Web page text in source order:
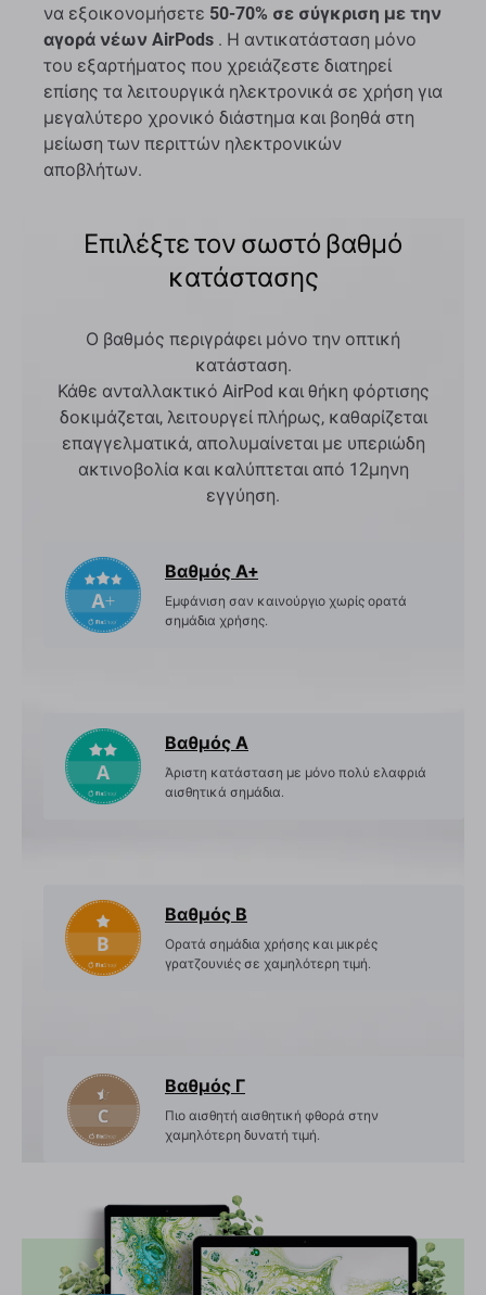
να εξοικονομήσετε 50-70% σε σύγκριση με την
αγορά νέων AirPods . Η αντικατάσταση μόνο
του εξαρτήματος που χρειάζεστε διατηρεί
επίσης τα λειτουργικά ηλεκτρονικά σε χρήση για
μεγαλύτερο χρονικό διάστημα και βοηθά στη
μείωση των περιττών ηλεκτρονικών
αποβλήτων.
Επιλέξτε τον σωστό βαθμό
κατάστασης
Ο βαθμός περιγράφει μόνο την οπτική
κατάσταση.
Κάθε ανταλλακτικό AirPod και θήκη φόρτισης
δοκιμάζεται, λειτουργεί πλήρως, καθαρίζεται
επαγγελματικά, απολυμαίνεται με υπεριώδη
ακτινοβολία και καλύπτεται από 12μηνη
εγγύηση.
Βαθμός Α+
Εμφάνιση σαν καινούργιο χωρίς ορατά
σημάδια χρήσης.
Βαθμός Α
Άριστη κατάσταση με μόνο πολύ ελαφριά
αισθητικά σημάδια.
Βαθμός Β
Ορατά σημάδια χρήσης και μικρές
γρατζουνιές σε χαμηλότερη τιμή.
Βαθμός Γ
Πιο αισθητή αισθητική φθορά στην
χαμηλότερη δυνατή τιμή.